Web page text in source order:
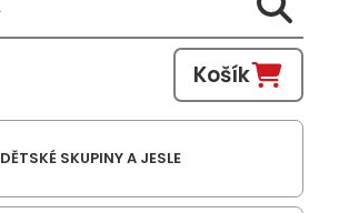
Košík
DĚTSKÉ SKUPINY A JESLE